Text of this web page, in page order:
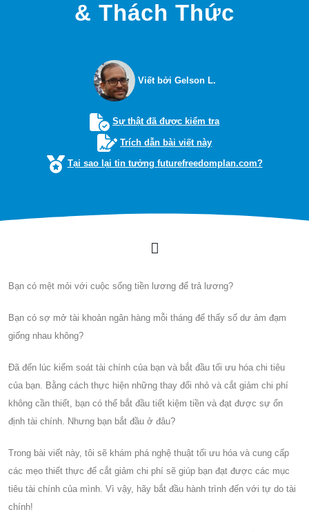
& Thách Thức
Viết bởi Gelson L.
Sự thật đã được kiểm tra
Trích dẫn bài viết này
Tại sao lại tin tưởng futurefreedomplan.com?
Bạn có mệt mỏi với cuộc sống tiền lương để trả lương?
Bạn có sợ mở tài khoản ngân hàng mỗi tháng để thấy số dư ảm đạm
giống nhau không?
Đã đến lúc kiểm soát tài chính của bạn và bắt đầu tối ưu hóa chi tiêu
của bạn. Bằng cách thực hiện những thay đổi nhỏ và cắt giảm chi phí
không cần thiết, bạn có thể bắt đầu tiết kiệm tiền và đạt được sự ổn
định tài chính. Nhưng bạn bắt đầu ở đâu?
Trong bài viết này, tôi sẽ khám phá nghệ thuật tối ưu hóa và cung cấp
các mẹo thiết thực để cắt giảm chi phí sẽ giúp bạn đạt được các mục
tiêu tài chính của mình. Vì vậy, hãy bắt đầu hành trình đến với tự do tài
chính!